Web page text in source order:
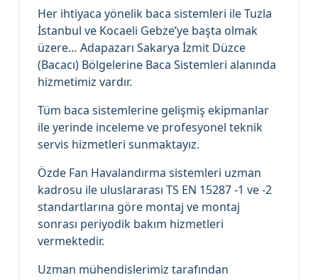
Her ihtiyaca yönelik baca sistemleri ile Tuzla
İstanbul ve Kocaeli Gebze’ye başta olmak
üzere… Adapazarı Sakarya İzmit Düzce
(Bacacı) Bölgelerine Baca Sistemleri alanında
hizmetimiz vardır.
Tüm baca sistemlerine gelişmiş ekipmanlar
ile yerinde inceleme ve profesyonel teknik
servis hizmetleri sunmaktayız.
Özde Fan Havalandırma sistemleri uzman
kadrosu ile uluslararası TS EN 15287 -1 ve -2
standartlarına göre montaj ve montaj
sonrası periyodik bakım hizmetleri
vermektedir.
Uzman mühendislerimiz tarafından